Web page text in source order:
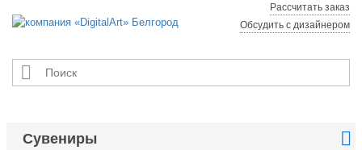

Рассчитать заказ
Обсудить с дизайнером
Сувениры 